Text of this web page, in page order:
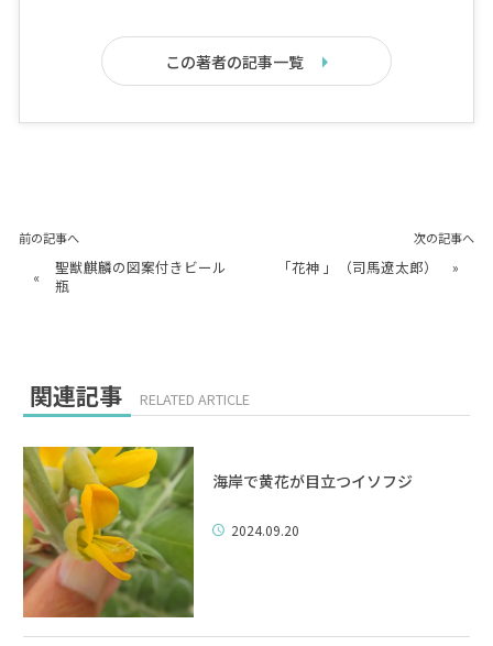
この著者の記事一覧
前の記事へ
«
聖獣麒麟の図案付きビール
瓶
次の記事へ
「花神 」（司馬遼太郎） »
関連記事 RELATED ARTICLE
海岸で黄花が目立つイソフジ
2024.09.20